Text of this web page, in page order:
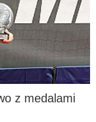
z medalami